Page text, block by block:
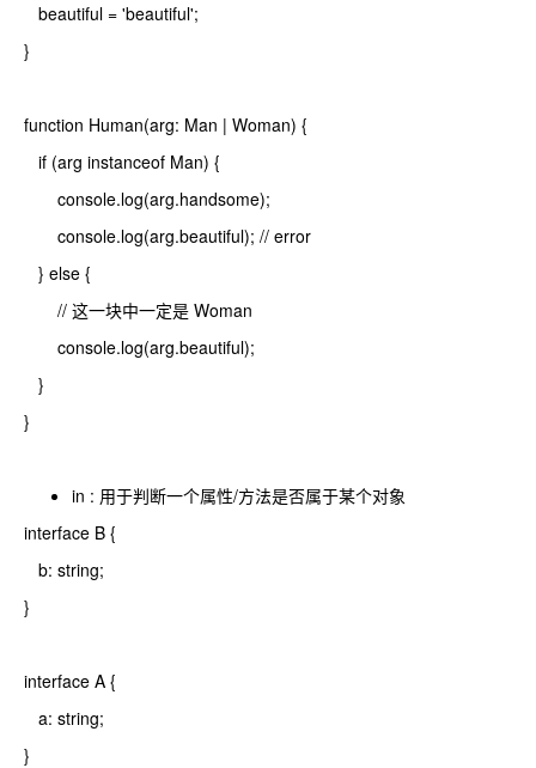
beautiful = 'beautiful';
}
function Human(arg: Man | Woman) {
if (arg instanceof Man) {
console.log(arg.handsome);
console.log(arg.beautiful); // error
} else {
// 这一块中一定是 Woman
console.log(arg.beautiful);
}
}
in : 用于判断一个属性/方法是否属于某个对象
interface B {
b: string;
}
interface A {
a: string;
}